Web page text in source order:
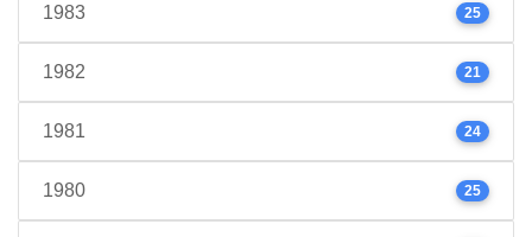
1983 25
1982 21
1981 24
1980 25